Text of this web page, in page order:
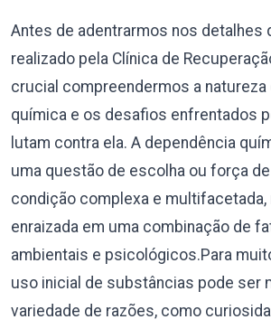
Antes de adentrarmos nos detalhes
realizado pela Clínica de
crucial compreendermos a natureza
química e os desafios enfrentados
lutam contra ela. A dependência
uma questão de escolha ou força
condição complexa e
enraizada em uma combinação de
ambientais e psicológicos.Para
uso inicial de substâncias pode ser
variedade de razões, como